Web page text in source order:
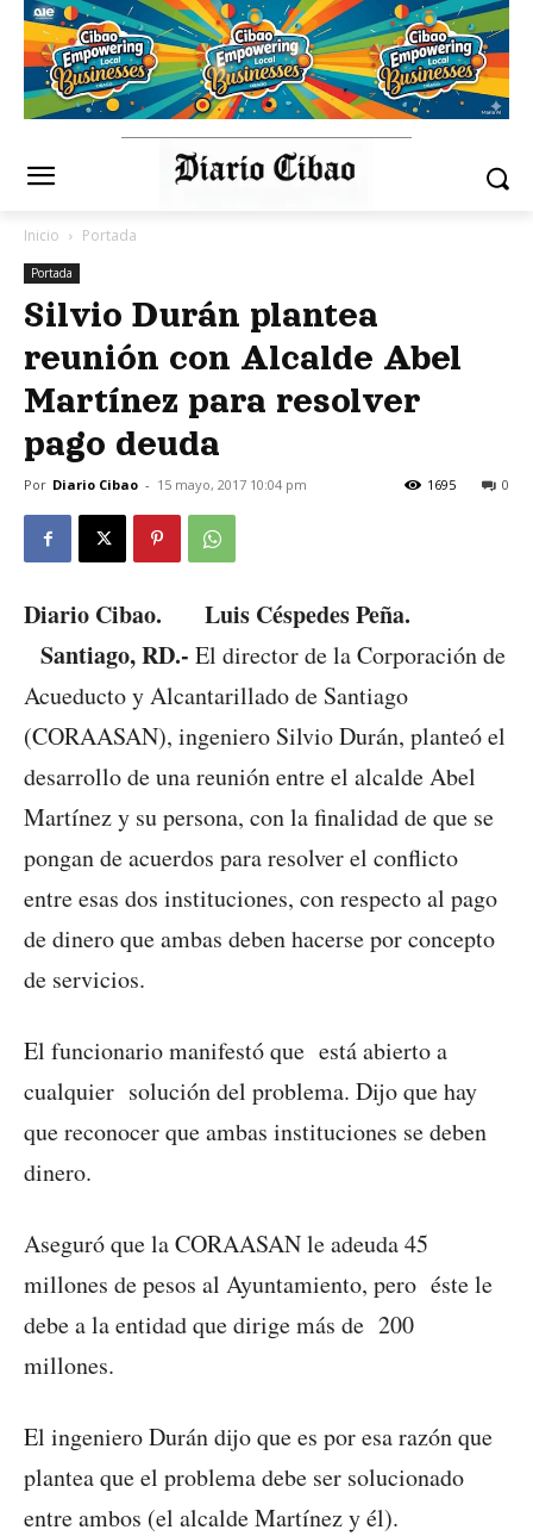
Inicio Portada
Portada
Silvio Durán plantea
reunión con Alcalde Abel
Martínez para resolver
pago deuda
Por Diario Cibao - 15 mayo, 2017 10:04 pm 0
1695
Diario Cibao. Luis Céspedes Peña.
Santiago, RD.- El director de la Corporación de
Acueducto y Alcantarillado de Santiago
(CORAASAN), ingeniero Silvio Durán, planteó el
desarrollo de una reunión entre el alcalde Abel
Martínez y su persona, con la finalidad de que se
pongan de acuerdos para resolver el conflicto
entre esas dos instituciones, con respecto al pago
de dinero que ambas deben hacerse por concepto
de servicios.
El funcionario manifestó que está abierto a
cualquier solución del problema. Dijo que hay
que reconocer que ambas instituciones se deben
dinero.
Aseguró que la CORAASAN le adeuda 45
millones de pesos al Ayuntamiento, pero éste le
debe a la entidad que dirige más de 200
millones.
El ingeniero Durán dijo que es por esa razón que
plantea que el problema debe ser solucionado
entre ambos (el alcalde Martínez y él).